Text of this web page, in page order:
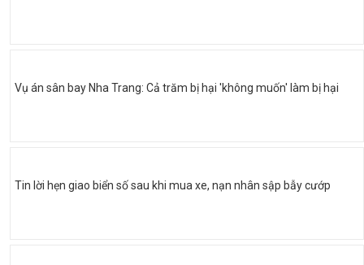
Vụ án sân bay Nha Trang: Cả trăm bị hại 'không muốn' làm bị hại
Tin lời hẹn giao biển số sau khi mua xe, nạn nhân sập bẫy cướp